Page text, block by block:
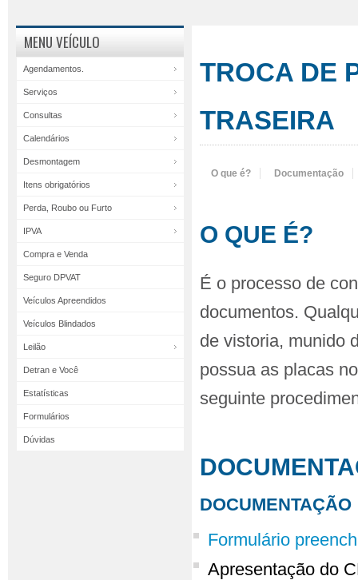
MENU VEÍCULO
Agendamentos.
Serviços
Consultas
Calendários
Desmontagem
Itens obrigatórios
Perda, Roubo ou Furto
IPVA
Compra e Venda
Seguro DPVAT
Veículos Apreendidos
Veículos Blindados
Leilão
Detran e Você
Estatísticas
Formulários
Dúvidas
TROCA DE
TRASEIRA
O que é? Documentação
O QUE É?
É o processo de
documentos.
de vistoria, munido
possua as placas
seguinte
Formulário
Apresentação do